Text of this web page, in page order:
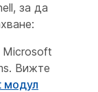
за да
Microsoft
Вижте
модул